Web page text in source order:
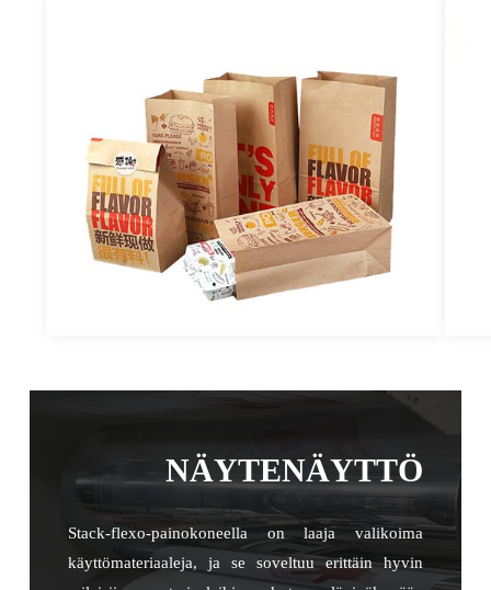
NÄYTENÄYTTÖ
Stack-flexo-painokoneella on laaja valikoima
käyttömateriaaleja, ja se soveltuu erittäin hyvin